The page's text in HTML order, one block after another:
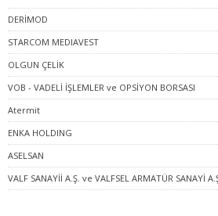
DERİMOD
STARCOM MEDIAVEST
OLGUN ÇELİK
VOB - VADELİ İŞLEMLER ve OPSİYON BORSASI
Atermit
ENKA HOLDING
ASELSAN
VALF SANAYİİ A.Ş. ve VALFSEL ARMATÜR SANAYİ